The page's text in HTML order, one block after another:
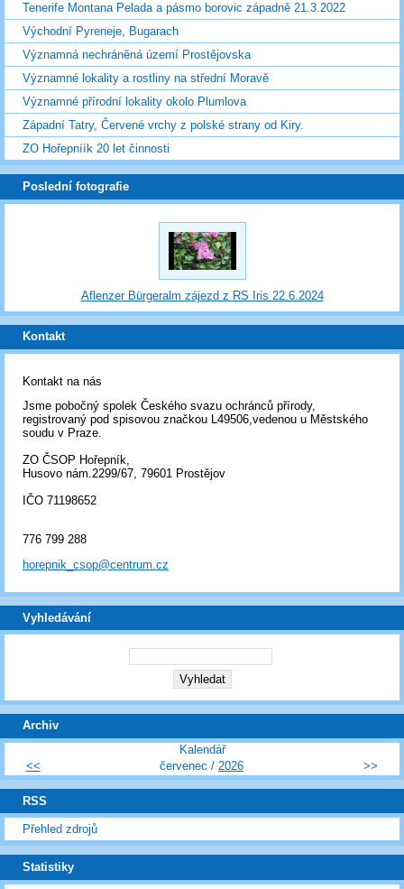
Tenerife Montana Pelada a pásmo borovic západně 21.3.2022
Východní Pyreneje, Bugarach
Významná nechráněná území Prostějovska
Významné lokality a rostliny na střední Moravě
Významné přírodní lokality okolo Plumlova
Západní Tatry, Červené vrchy z polské strany od Kiry.
ZO Hořepníík 20 let činnosti
Poslední fotografie
Aflenzer Bürgeralm zájezd z RS Iris 22.6.2024
Kontakt
Kontakt na nás
Jsme pobočný spolek Českého svazu ochránců přírody,
registrovaný pod spisovou značkou L49506,vedenou u Městského
soudu v Praze.
ZO ČSOP Hořepník,
Husovo nám.2299/67, 79601 Prostějov
IČO 71198652
776 799 288
horepnik_csop@centrum.cz
Vyhledávání
Archiv
Kalendář
<<
červenec / 2026 >>
RSS
Přehled zdrojů
Statistiky